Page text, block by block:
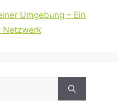
Umgebung – Ein
Netzwerk